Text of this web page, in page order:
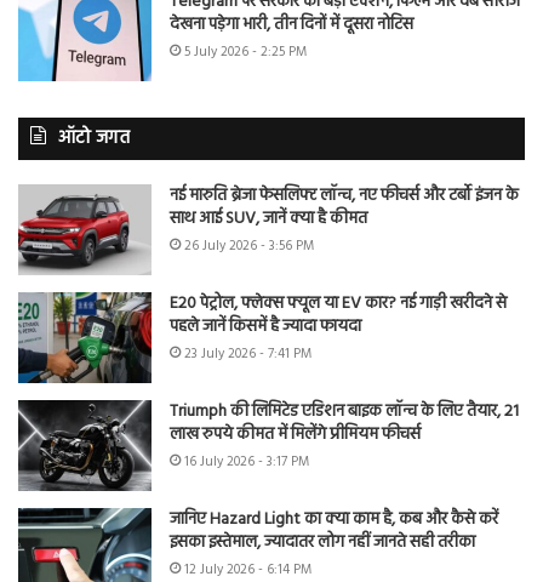
देखना पड़ेगा भारी, तीन दिनों में दूसरा नोटिस
5 July 2026 - 2:25 PM
ऑटो जगत
नई मारुति ब्रेजा फेसलिफ्ट लॉन्च, नए फीचर्स और टर्बो इंजन के
साथ आई SUV, जानें क्या है कीमत
26 July 2026 - 3:56 PM
E20 पेट्रोल, फ्लेक्स फ्यूल या EV कार? नई गाड़ी खरीदने से
पहले जानें किसमें है ज्यादा फायदा
23 July 2026 - 7:41 PM
Triumph की लिमिटेड एडिशन बाइक लॉन्च के लिए तैयार, 21
लाख रुपये कीमत में मिलेंगे प्रीमियम फीचर्स
16 July 2026 - 3:17 PM
जानिए Hazard Light का क्या काम है, कब और कैसे करें
इसका इस्तेमाल, ज्यादातर लोग नहीं जानते सही तरीका
12 July 2026 - 6:14 PM